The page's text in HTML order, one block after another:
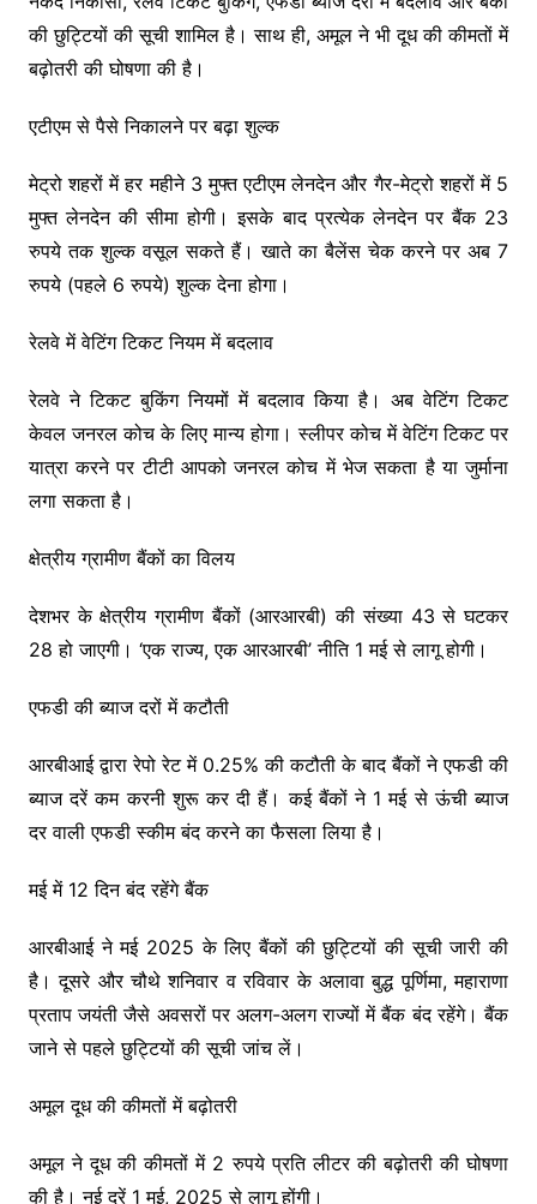
की छुट्टियों की सूची शामिल है। साथ ही, अमूल ने भी दूध की कीमतों में
बढ़ोतरी की घोषणा की है।
एटीएम से पैसे निकालने पर बढ़ा शुल्क
मेट्रो शहरों में हर महीने 3 मुफ्त एटीएम लेनदेन और गैर-मेट्रो शहरों में 5
मुफ्त लेनदेन की सीमा होगी। इसके बाद प्रत्येक लेनदेन पर बैंक 23
रुपये तक शुल्क वसूल सकते हैं। खाते का बैलेंस चेक करने पर अब 7
रुपये (पहले 6 रुपये) शुल्क देना होगा।
रेलवे में वेटिंग टिकट नियम में बदलाव
रेलवे ने टिकट बुकिंग नियमों में बदलाव किया है। अब वेटिंग टिकट
केवल जनरल कोच के लिए मान्य होगा। स्लीपर कोच में वेटिंग टिकट पर
यात्रा करने पर टीटी आपको जनरल कोच में भेज सकता है या जुर्माना
लगा सकता है।
क्षेत्रीय ग्रामीण बैंकों का विलय
देशभर के क्षेत्रीय ग्रामीण बैंकों (आरआरबी) की संख्या 43 से घटकर
28 हो जाएगी। ‘एक राज्य, एक आरआरबी’ नीति 1 मई से लागू होगी।
एफडी की ब्याज दरों में कटौती
आरबीआई द्वारा रेपो रेट में 0.25% की कटौती के बाद बैंकों ने एफडी की
ब्याज दरें कम करनी शुरू कर दी हैं। कई बैंकों ने 1 मई से ऊंची ब्याज
दर वाली एफडी स्कीम बंद करने का फैसला लिया है।
मई में 12 दिन बंद रहेंगे बैंक
आरबीआई ने मई 2025 के लिए बैंकों की छुट्टियों की सूची जारी की
है। दूसरे और चौथे शनिवार व रविवार के अलावा बुद्ध पूर्णिमा, महाराणा
प्रताप जयंती जैसे अवसरों पर अलग-अलग राज्यों में बैंक बंद रहेंगे। बैंक
जाने से पहले छुट्टियों की सूची जांच लें।
अमूल दूध की कीमतों में बढ़ोतरी
अमूल ने दूध की कीमतों में 2 रुपये प्रति लीटर की बढ़ोतरी की घोषणा
की है। नई दरें 1 मई, 2025 से लागू होंगी।